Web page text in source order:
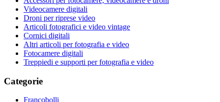
Videocamere digitali
Droni per riprese video
Articoli fotografici e video vintage
Cornici digitali
Altri articoli per fotografia e video
Fotocamere digitali
Treppiedi e supporti per fotografia e video
Categorie
Francobolli